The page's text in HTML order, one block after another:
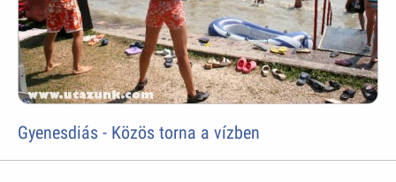
Gyenesdiás - Közös torna a vízben